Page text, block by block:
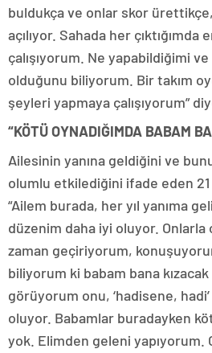
buldukça ve onlar skor
açılıyor. Sahada her
çalışıyorum. Ne yapabildiğimi
olduğunu biliyorum. Bir takım
şeyleri yapmaya çalışıyorum”
“KÖTÜ OYNADIĞIMDA BABAM
Ailesinin yanına geldiğini ve
olumlu etkilediğini ifade eden 21
“Ailem burada, her yıl yanıma
düzenim daha iyi oluyor.
zaman geçiriyorum,
biliyorum ki babam bana kızacak
görüyorum onu, ‘hadisene,
oluyor. Babamlar buradayken
yok. Elimden geleni yapıyorum.